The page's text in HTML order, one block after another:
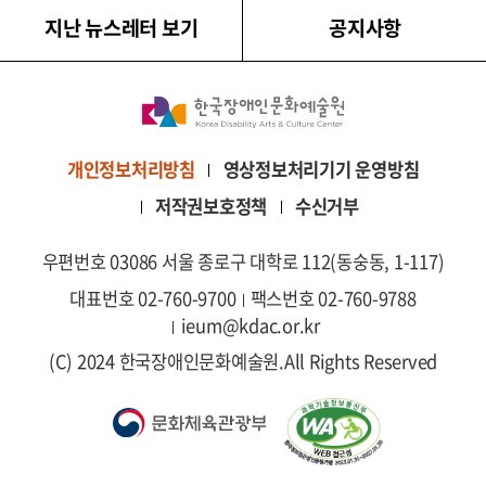
지난 뉴스레터 보기 공지사항
개인정보처리방침
영상정보처리기기 운영방침
저작권보호정책
수신거부
우편번호 03086 서울 종로구 대학로 112(동숭동, 1-117)
대표번호 02-760-9700 팩스번호 02-760-9788
ieum@kdac.or.kr
(C) 2024 한국장애인문화예술원.All Rights Reserved